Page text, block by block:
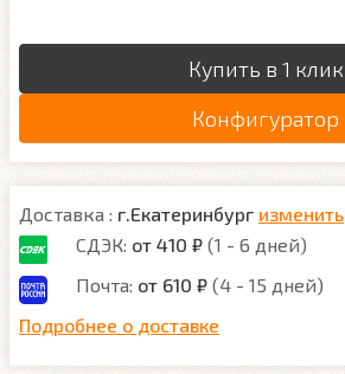
Купить в 1 клик
Конфигуратор
Доставка : г.Екатеринбург изменить
СДЭК: от 410 ₽ (1 - 6 дней)
Почта: от 610 ₽ (4 - 15 дней)
Подробнее о доставке